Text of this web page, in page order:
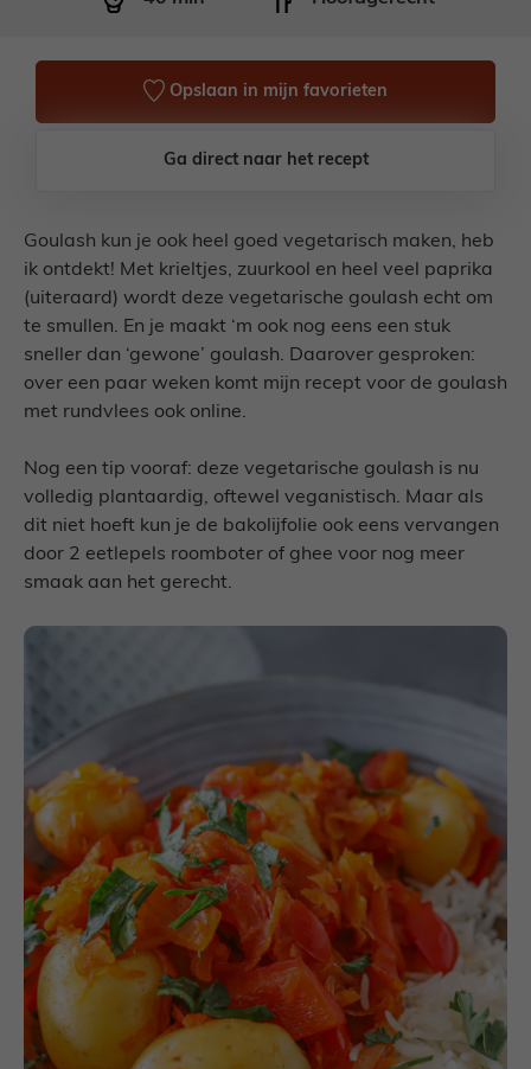
Opslaan in mijn favorieten
Ga direct naar het recept
Goulash kun je ook heel goed vegetarisch maken, heb
ik ontdekt! Met krieltjes, zuurkool en heel veel paprika
(uiteraard) wordt deze vegetarische goulash echt om
te smullen. En je maakt ‘m ook nog eens een stuk
sneller dan ‘gewone’ goulash. Daarover gesproken:
over een paar weken komt mijn recept voor de goulash
met rundvlees ook online.
Nog een tip vooraf: deze vegetarische goulash is nu
volledig plantaardig, oftewel veganistisch. Maar als
dit niet hoeft kun je de bakolijfolie ook eens vervangen
door 2 eetlepels roomboter of ghee voor nog meer
smaak aan het gerecht.